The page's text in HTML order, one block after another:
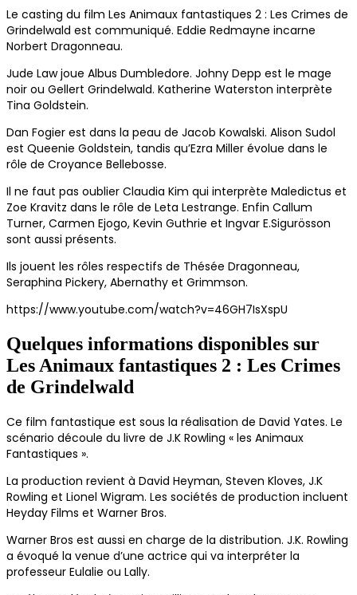
Le casting du film Les Animaux fantastiques 2 : Les Crimes de
Grindelwald est communiqué. Eddie Redmayne incarne
Norbert Dragonneau.
Jude Law joue Albus Dumbledore. Johny Depp est le mage
noir ou Gellert Grindelwald. Katherine Waterston interprète
Tina Goldstein.
Dan Fogier est dans la peau de Jacob Kowalski. Alison Sudol
est Queenie Goldstein, tandis qu’Ezra Miller évolue dans le
rôle de Croyance Bellebosse.
Il ne faut pas oublier Claudia Kim qui interprète Maledictus et
Zoe Kravitz dans le rôle de Leta Lestrange. Enfin Callum
Turner, Carmen Ejogo, Kevin Guthrie et Ingvar E.Sigurösson
sont aussi présents.
Ils jouent les rôles respectifs de Thésée Dragonneau,
Seraphina Pickery, Abernathy et Grimmson.
https://www.youtube.com/watch?v=46GH7IsXspU
Quelques informations disponibles sur
Les Animaux fantastiques 2 : Les Crimes
de Grindelwald
Ce film fantastique est sous la réalisation de David Yates. Le
scénario découle du livre de J.K Rowling « les Animaux
Fantastiques ».
La production revient à David Heyman, Steven Kloves, J.K
Rowling et Lionel Wigram. Les sociétés de production incluent
Heyday Films et Warner Bros.
Warner Bros est aussi en charge de la distribution. J.K. Rowling
a évoqué la venue d’une actrice qui va interpréter la
professeur Eulalie ou Lally.